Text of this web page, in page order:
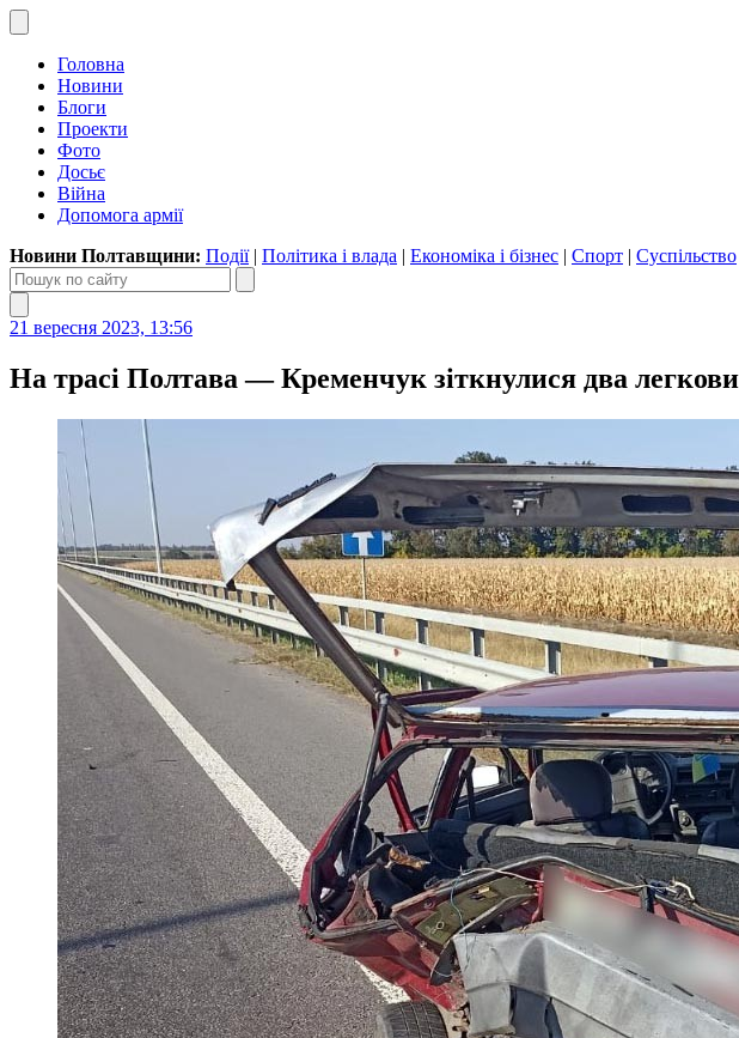
Головна
Новини
Блоги
Проекти
Фото
Досьє
Війна
Допомога армії
Новини Полтавщини: Події| Політика і влада | Економіка і бізнес | Спорт | Суспільство
21 вересня 2023, 13:56
На трасі Полтава — Кременчук зіткнулися два